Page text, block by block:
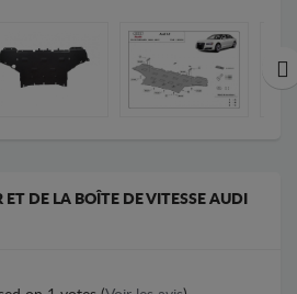
DE LA BOÎTE DE VITESSE AUDI